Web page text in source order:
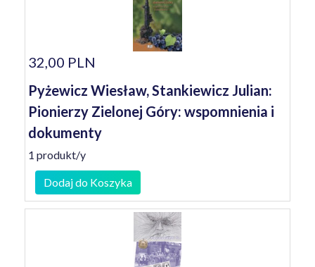
32,00 PLN
Pyżewicz Wiesław, Stankiewicz Julian:
Pionierzy Zielonej Góry: wspomnienia i
dokumenty
1 produkt/y
Dodaj do Koszyka